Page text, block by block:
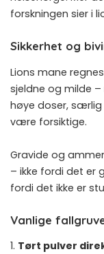
forskningen sier i
Sikkerhet og
Lions mane
sjeldne og milde
høye doser,
være forsiktige.
Gravide og
– ikke fordi det er
fordi det ikke er
Vanlige
1. Tørt pulver